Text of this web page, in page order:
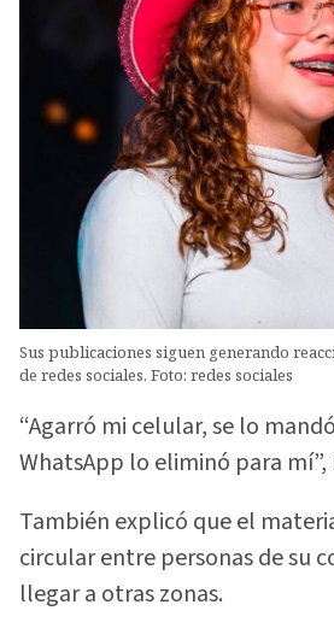
Sus publicaciones siguen generando
de redes sociales. Foto: redes sociales
“Agarró mi celular, se lo
WhatsApp lo eliminó para
También explicó que el
circular entre personas de su
llegar a otras zonas.